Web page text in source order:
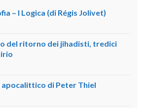
– I Logica (di Régis Jolivet)
del ritorno dei jihadisti, tredici
apocalittico di Peter Thiel